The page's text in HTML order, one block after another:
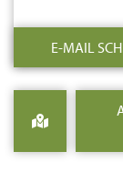
E-MAIL